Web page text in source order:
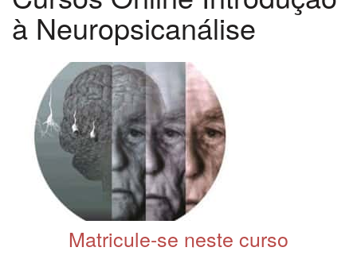
à Neuropsicanálise
Matricule-se neste curso